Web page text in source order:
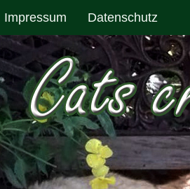
Impressum Datenschutz